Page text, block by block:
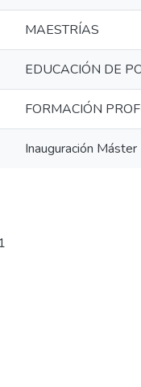
MAESTRÍAS
EDUCACIÓN DE
FORMACIÓN
Inauguración Máster